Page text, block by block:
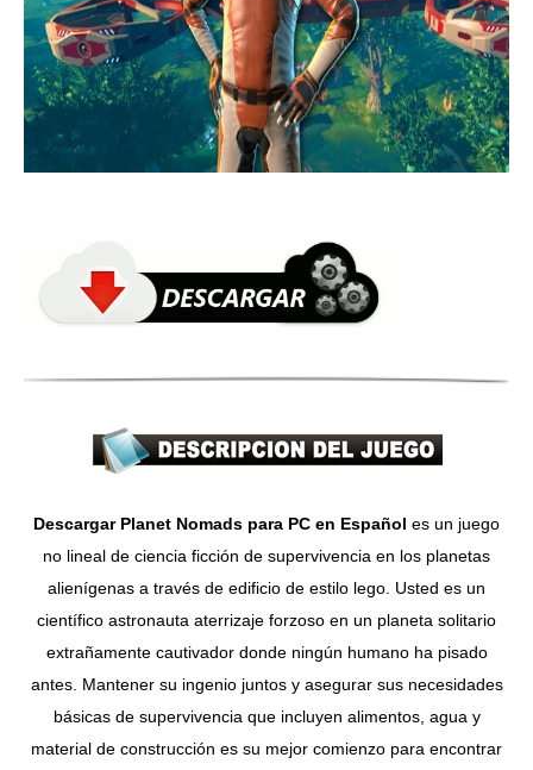
Descargar Planet Nomads para PC en Español es un juego
no lineal de ciencia ficción de supervivencia en los planetas
alienígenas a través de edificio de estilo lego. Usted es un
científico astronauta aterrizaje forzoso en un planeta solitario
extrañamente cautivador donde ningún humano ha pisado
antes. Mantener su ingenio juntos y asegurar sus necesidades
básicas de supervivencia que incluyen alimentos, agua y
material de construcción es su mejor comienzo para encontrar